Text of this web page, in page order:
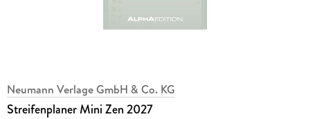
Neumann Verlage GmbH & Co. KG
Streifenplaner Mini Zen 2027